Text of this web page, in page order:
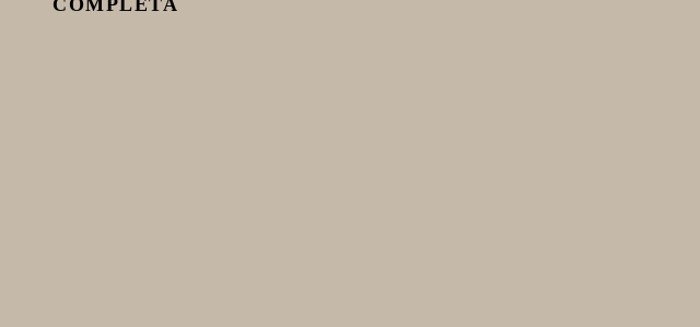
COMPLETA